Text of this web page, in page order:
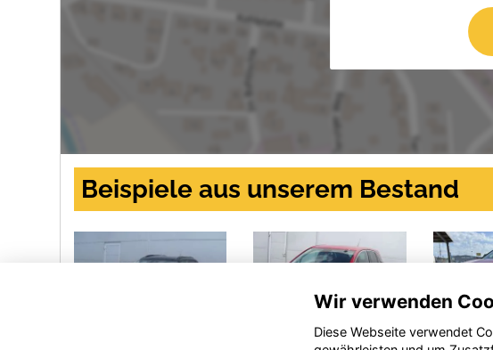
Beispiele aus unserem Bestand
Wir verwenden
Diese Webseite verwendet